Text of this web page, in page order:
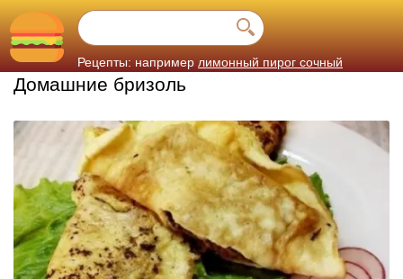
Рецепты: например лимонный пирог сочный
Домашние бризоль